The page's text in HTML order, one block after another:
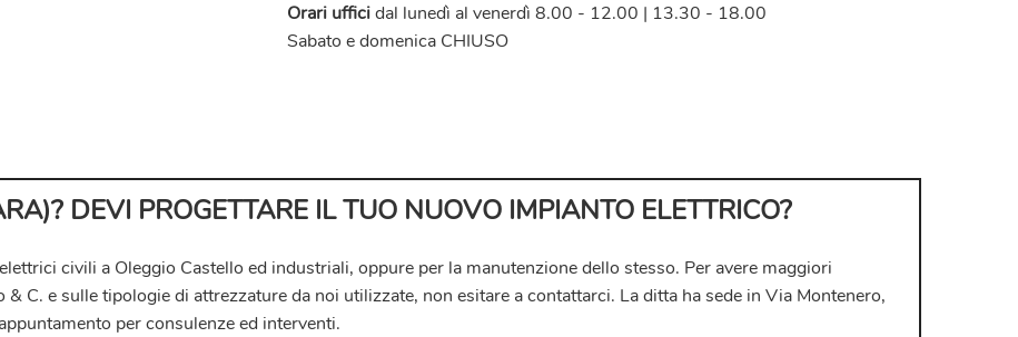
Orari ufficidal lunedì al venerdì 8.00 - 12.00 | 13.30 - 18.00
Sabato e domenica CHIUSO
DEVI PROGETTARE IL TUO NUOVO IMPIANTO ELETTRICO?
civili a Oleggio Castello ed industriali, oppure per la manutenzione dello stesso. Per avere maggiori
& C. e sulle tipologie di attrezzature da noi utilizzate, non esitare a contattarci. La ditta ha sede in Via Montenero,
per consulenze ed interventi.